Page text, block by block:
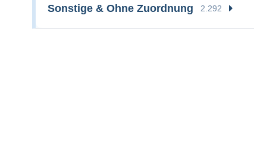
Sonstige & Ohne Zuordnung 2.292